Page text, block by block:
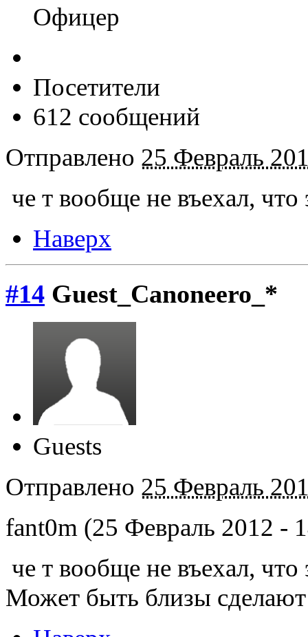
Офицер
Посетители
612 сообщений
Отправлено 25 Февраль
че т вообще не въехал,
Наверх
#14 Guest_Canoneero_*
Guests
Отправлено 25 Февраль
fant0m (25 Февраль 2012 -
че т вообще не въехал,
Может быть близы